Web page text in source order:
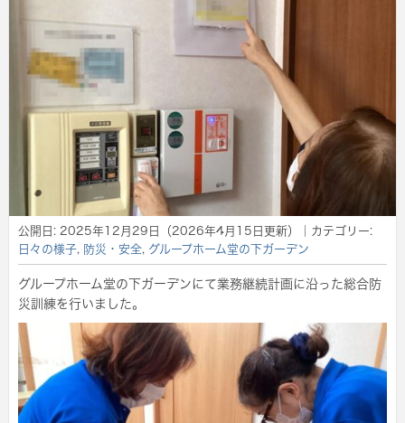
公開日: 2025年12月29日 （2026年4月15日更新）
｜カテゴリー:
日々の様子, 防災・安全, グループホーム堂の下ガーデン
グループホーム堂の下ガーデンにて業務継続計画に沿った総合防
災訓練を行いました。